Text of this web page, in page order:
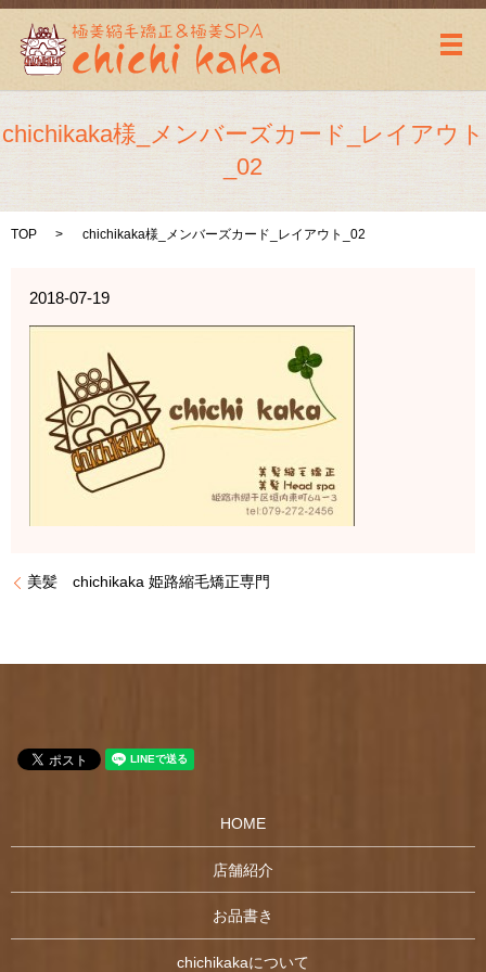
メ
chichikaka様_メンバーズカード_レイアウト
_02
TOP chichikaka様_メンバーズカード_レイアウト_02
2018-07-19
美髪 chichikaka 姫路縮毛矯正専門
HOME
店舗紹介
お品書き
chichikakaについて